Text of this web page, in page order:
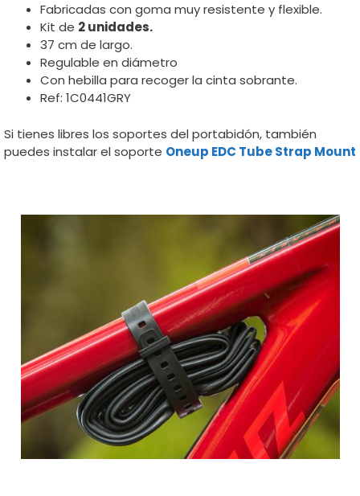
Fabricadas con goma muy resistente y flexible.
Kit de 2 unidades.
37 cm de largo.
Regulable en diámetro
Con hebilla para recoger la cinta sobrante.
Ref: 1C0441GRY
Si tienes libres los soportes del portabidón, también
puedes instalar el soporte Oneup EDC Tube Strap Mount